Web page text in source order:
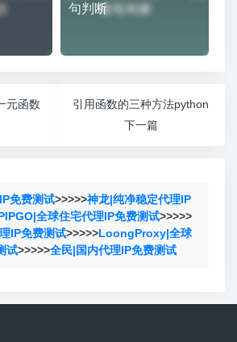
句判断
元函数
引用函数的三种方法python
下一篇
免费测试>>>>>神龙|纯净稳定代理IP
全球住宅代理IP免费测试>>>>>
IP免费测试>>>>>LoongProxy|全球
试>>>>>全民|国内代理IP免费测试